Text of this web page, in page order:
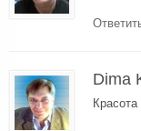
Dima